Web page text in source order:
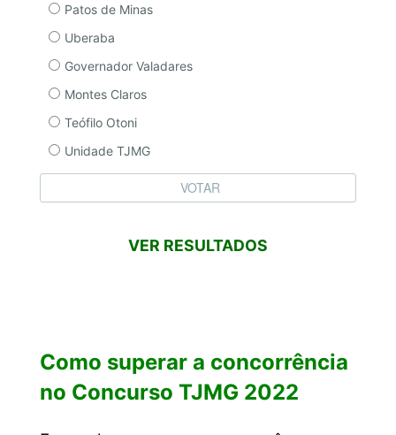
Patos de Minas
Uberaba
Governador Valadares
Montes Claros
Teófilo Otoni
Unidade TJMG
VER RESULTADOS
Como superar a concorrência
no Concurso TJMG 2022